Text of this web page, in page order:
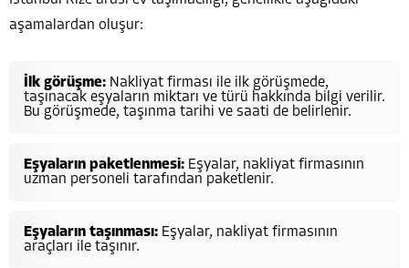
aşamalardan oluşur:
İlk görüşme: Nakliyat firması ile ilk görüşmede,
taşınacak eşyaların miktarı ve türü hakkında bilgi verilir.
Bu görüşmede, taşınma tarihi ve saati de belirlenir.
Eşyaların paketlenmesi: Eşyalar, nakliyat firmasının
uzman personeli tarafından paketlenir.
Eşyaların taşınması: Eşyalar, nakliyat firmasının
araçları ile taşınır.